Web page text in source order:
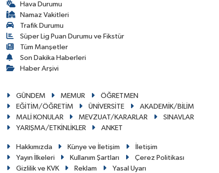
Hava Durumu
Namaz Vakitleri
Trafik Durumu
Süper Lig Puan Durumu ve Fikstür
Tüm Manşetler
Son Dakika Haberleri
Haber Arşivi
GÜNDEM MEMUR
ÖĞRETMEN
EĞİTİM/ÖĞRETİM
ÜNİVERSİTE
AKADEMİK/BİLİM
MALİ KONULAR
MEVZUAT/KARARLAR
SINAVLAR
YARIŞMA/ETKİNLİKLER
ANKET
Hakkımızda Künye ve İletişim
İletişim
Yayın İlkeleri
Kullanım Şartları
Çerez Politikası
Gizlilik ve KVK
Reklam Yasal Uyarı